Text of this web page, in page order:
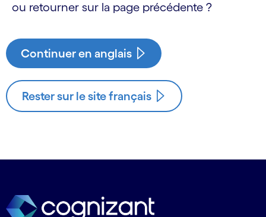
ou retourner sur la page précédente ?
Continuer en anglais
Rester sur le site français